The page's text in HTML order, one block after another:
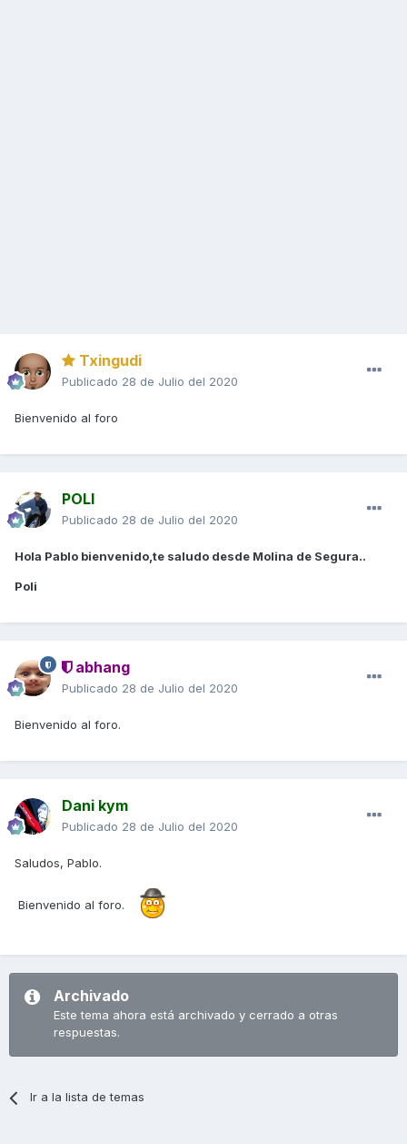
Txingudi
Publicado 28 de Julio del 2020
Bienvenido al foro
POLI
Publicado 28 de Julio del 2020
Hola Pablo bienvenido,te saludo desde Molina de Segura..
Poli
abhang
Publicado 28 de Julio del 2020
Bienvenido al foro.
Dani kym
Publicado 28 de Julio del 2020
Saludos, Pablo.
Bienvenido al foro.
Archivado
Este tema ahora está archivado y cerrado a otras
respuestas.
Ir a la lista de temas